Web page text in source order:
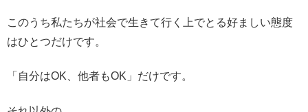
このうち私たちが社会で生きて行く上でとる好ましい態度
はひとつだけです。
「自分はOK、他者もOK」だけです。